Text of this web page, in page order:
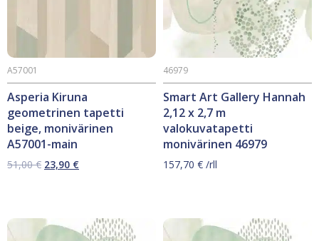
Asperia Kiruna
geometrinen tapetti
beige, monivärinen
A57001-main
A57001
51,00€ Alkuperäinen
23,90 €Nykyinen
Smart Art Gallery Hannah
2,12 x 2,7 m
valokuvatapetti
monivärinen 46979
46979
157,70 € /rll